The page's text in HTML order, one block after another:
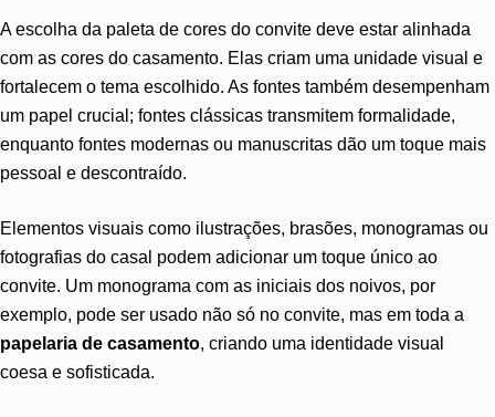
A escolha da paleta de cores do convite deve estar alinhada
com as cores do casamento. Elas criam uma unidade visual e
fortalecem o tema escolhido. As fontes também desempenham
um papel crucial; fontes clássicas transmitem formalidade,
enquanto fontes modernas ou manuscritas dão um toque mais
pessoal e descontraído.
Elementos visuais como ilustrações, brasões, monogramas ou
fotografias do casal podem adicionar um toque único ao
convite. Um monograma com as iniciais dos noivos, por
exemplo, pode ser usado não só no convite, mas em toda a
papelaria de casamento, criando uma identidade visual
coesa e sofisticada.